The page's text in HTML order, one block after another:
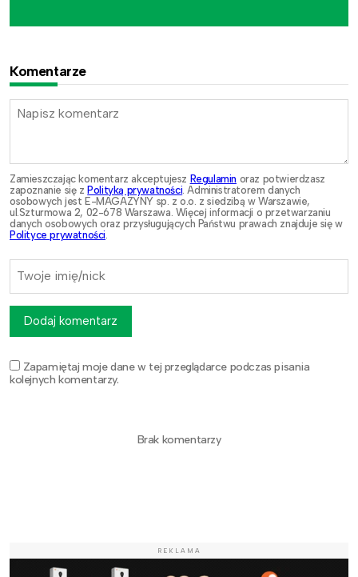
Komentarze
Zamieszczając komentarz akceptujesz Regulamin oraz potwierdzasz
zapoznanie się zPolityką prywatności . Administratorem danych
osobowych jest E-MAGAZYNY sp. z o.o. z siedzibą w Warszawie,
ul.Szturmowa 2, 02-678 Warszawa. Więcej informacji o przetwarzaniu
danych osobowych oraz przysługujących Państwu prawach znajduje się w
Polityce prywatności
Zapamiętaj moje dane w tej przeglądarce podczas pisania
kolejnych komentarzy.
Dodaj komentarz
Brak komentarzy
REKLAMA